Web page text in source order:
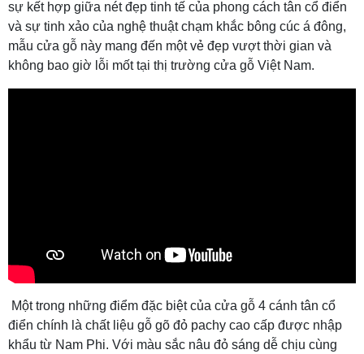
sự kết hợp giữa nét đẹp tinh tế của phong cách tân cổ điển
và sự tinh xảo của nghệ thuật chạm khắc bông cúc á đông,
mẫu cửa gỗ này mang đến một vẻ đẹp vượt thời gian và
không bao giờ lỗi mốt tại thị trường cửa gỗ Việt Nam.
Một trong những điểm đặc biệt của cửa gỗ 4 cánh tân cổ
điển chính là chất liệu gỗ gõ đỏ pachy cao cấp được nhập
khẩu từ Nam Phi. Với màu sắc nâu đỏ sáng dễ chịu cùng